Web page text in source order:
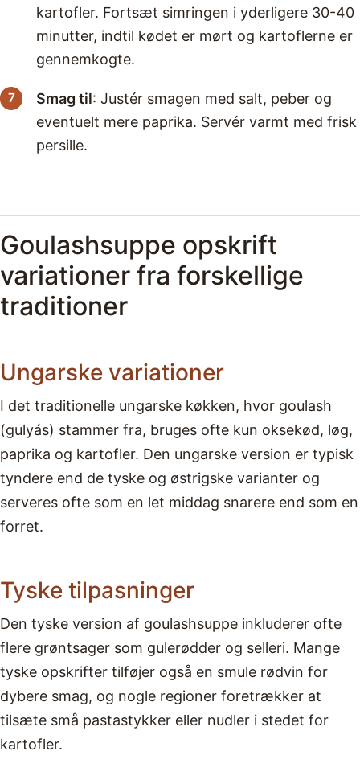
kartofler. Fortsæt simringen i yderligere 30-40
minutter, indtil kødet er mørt og kartoflerne er
gennemkogte.
Smag til: Justér smagen med salt, peber og
eventuelt mere paprika. Servér varmt med frisk
persille.
Goulashsuppe opskrift
variationer fra forskellige
traditioner
Ungarske variationer
I det traditionelle ungarske køkken, hvor goulash
(gulyás) stammer fra, bruges ofte kun oksekød, løg,
paprika og kartofler. Den ungarske version er typisk
tyndere end de tyske og østrigske varianter og
serveres ofte som en let middag snarere end som en
forret.
Tyske tilpasninger
Den tyske version af goulashsuppe inkluderer ofte
flere grøntsager som gulerødder og selleri. Mange
tyske opskrifter tilføjer også en smule rødvin for
dybere smag, og nogle regioner foretrækker at
tilsæte små pastastykker eller nudler i stedet for
kartofler.